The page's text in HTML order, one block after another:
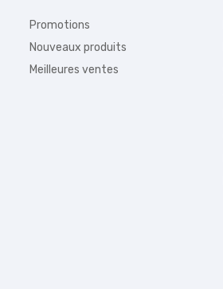
Promotions
Nouveaux produits
Meilleures ventes